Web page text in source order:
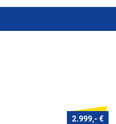
2.999,- €